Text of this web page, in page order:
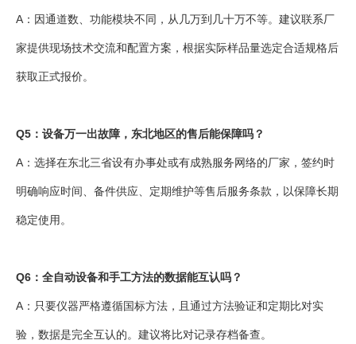
A：因通道数、功能模块不同，从几万到几十万不等。建议联系厂
家提供现场技术交流和配置方案，根据实际样品量选定合适规格后
获取正式报价。
Q5：设备万一出故障，东北地区的售后能保障吗？
A：选择在东北三省设有办事处或有成熟服务网络的厂家，签约时
明确响应时间、备件供应、定期维护等售后服务条款，以保障长期
稳定使用。
Q6：全自动设备和手工方法的数据能互认吗？
A：只要仪器严格遵循国标方法，且通过方法验证和定期比对实
验，数据是完全互认的。建议将比对记录存档备查。